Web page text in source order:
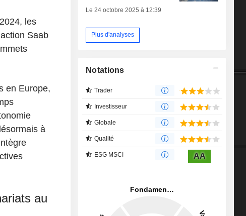
les
Saab
en Europe,
à
au
Le 24 octobre 2025 à 12:39
Plus d'analyses
Notations
Trader
Investisseur
Globale
Qualité
ESG MSCI AA